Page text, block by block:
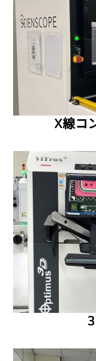
X線コ